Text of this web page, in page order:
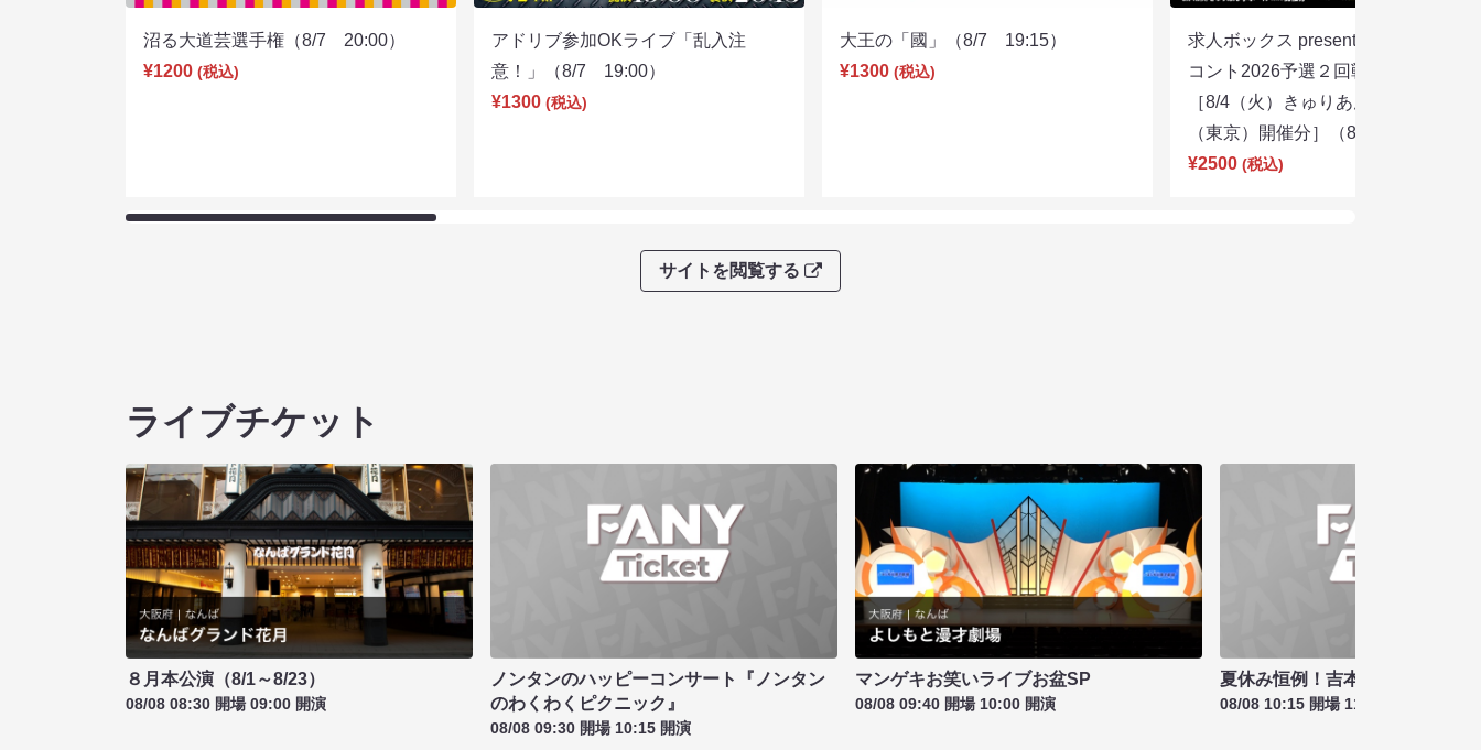
沼る大道芸選手権（8/7 20:00）
¥1200 (税込)
アドリブ参加OKライブ「乱入注
意！」（8/7 19:00）
¥1300 (税込)
大王の「國」（8/7 19:15）
¥1300 (税込)
求人ボックス presents キングオブ
コント2026予選２回戦②
［8/4（火）きゅりあん 小ホール
（東京）開催分］（8/7 18:00）
¥2500 (税込)
サイトを閲覧する
ライブチケット
８月本公演（8/1～8/23）
08/08 08:30 開場 09:00 開演
ノンタンのハッピーコンサート『ノンタン
のわくわくピクニック』
08/08 09:30 開場 10:15 開演
マンゲキお笑いライブお盆SP
08/08 09:40 開場 10:00 開演
夏休み恒例！吉本新喜劇＆バラ
08/08 10:15 開場 11:00 開演